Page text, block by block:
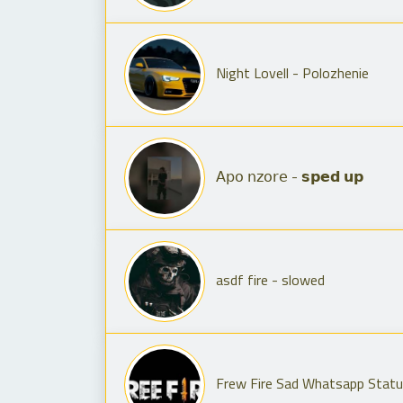
Night Lovell - Polozhenie
𝖠𝗉𝗈 𝗇𝗓𝗈𝗋𝖾 - 𝘀𝗽𝗲𝗱 𝘂𝗽
asdf fire - slowed
Frew Fire Sad Whatsapp